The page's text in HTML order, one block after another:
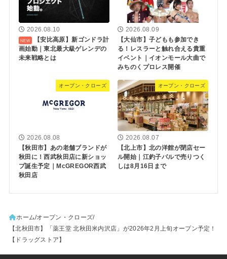
2026.08.10
【安比高原】新ゴンドラ計
画始動｜東北最大級ゲレンデの
未来戦略とは
2026.08.09
【大仙市】子どもも参加でき
る！レスラーと触れ合える貴重
イベント｜イオンモール大曲で
みちのくプロレス開催
オープン・クローズ
2026.08.08
【秋田市】あの老舗ブランドが
秋田に！西武秋田店に新ショッ
プ誕生予定｜McGREGOR西武
秋田店
オープン・クローズ
2026.08.07
【北上市】北の洋館が閉店セー
ル開始｜江釣子パルで売りつく
しは8月16日まで
ホーム オープン・クローズ
【北秋田市】「薬王堂 北秋田米内沢店」が2026年2月上旬オープン予定！
【ドラッグストア】